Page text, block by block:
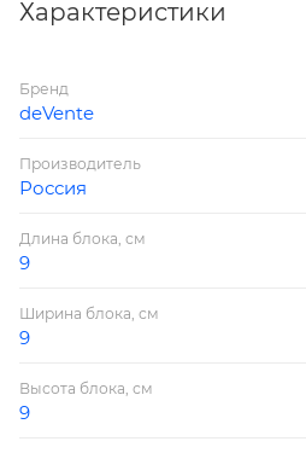
Скрепление: непроклеенный
Характеристики
Бренд
deVente
Производитель
Россия
Длина блока, см
9
Ширина блока, см
9
Высота блока, см
9